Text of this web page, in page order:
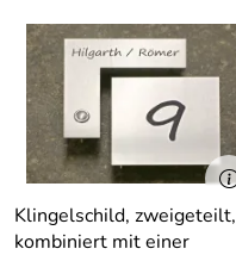
Klingelschild, zweigeteilt,
kombiniert mit einer